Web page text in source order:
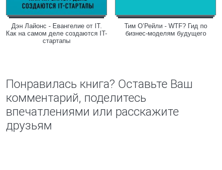
Дэн Лайонс - Евангелие от IT.
Как на самом деле создаются IT-
стартапы
Тим О’Рейли - WTF? Гид по
бизнес-моделям будущего
Понравилась книга? Оставьте Ваш
комментарий, поделитесь
впечатлениями или расскажите
друзьям